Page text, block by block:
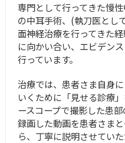
専門として行ってきた慢
の中耳手術、(執刀医とし
面神経治療を行ってきた
に向かい合い、エビデン
行っています。
治療では、患者さま自身
いくために「見せる診療
ースコープで撮影した患
録画した動画を患者さま
ら、丁寧に説明させていた